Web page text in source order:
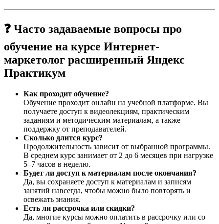
❓ Часто задаваемые вопросы про
обучение на курсе Интернет-
маркетолог расширенный Яндекс
Практикум
Как проходит обучение?
Обучение проходит онлайн на учебной платформе. Вы
получаете доступ к видеолекциям, практическим
заданиям и методическим материалам, а также
поддержку от преподавателей.
Сколько длится курс?
Продолжительность зависит от выбранной программы.
В среднем курс занимает от 2 до 6 месяцев при нагрузке
5–7 часов в неделю.
Будет ли доступ к материалам после окончания?
Да, вы сохраняете доступ к материалам и записям
занятий навсегда, чтобы можно было повторять и
освежать знания.
Есть ли рассрочка или скидки?
Да, многие курсы можно оплатить в рассрочку или со